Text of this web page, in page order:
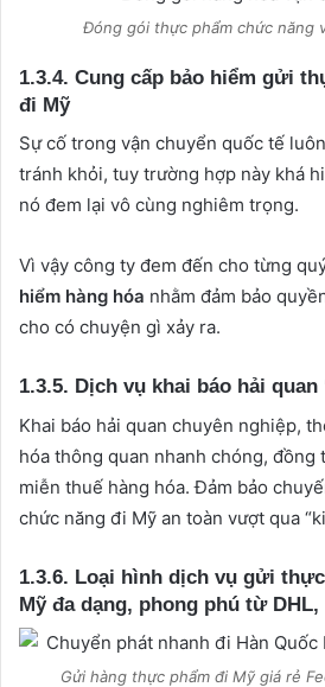
Đóng gói thực phẩm chức năng
1.3.4. Cung cấp bảo hiểm gửi
đi Mỹ
Sự cố trong vận chuyển quốc tế
tránh khỏi, tuy trường hợp này khá
nó đem lại vô cùng nghiêm trọng.
Vì vậy công ty đem đến cho từng
hiểm hàng hóa nhằm đảm bảo
cho có chuyện gì xảy ra.
1.3.5. Dịch vụ khai báo hải quan
Khai báo hải quan chuyên nghiệp,
hóa thông quan nhanh chóng, đồng
miễn thuế hàng hóa. Đảm bảo
chức năng đi Mỹ an toàn vượt qua
1.3.6. Loại hình dịch vụ gửi
Mỹ đa dạng, phong phú từ DHL,
Gửi hàng thực phẩm đi Mỹ giá rẻ